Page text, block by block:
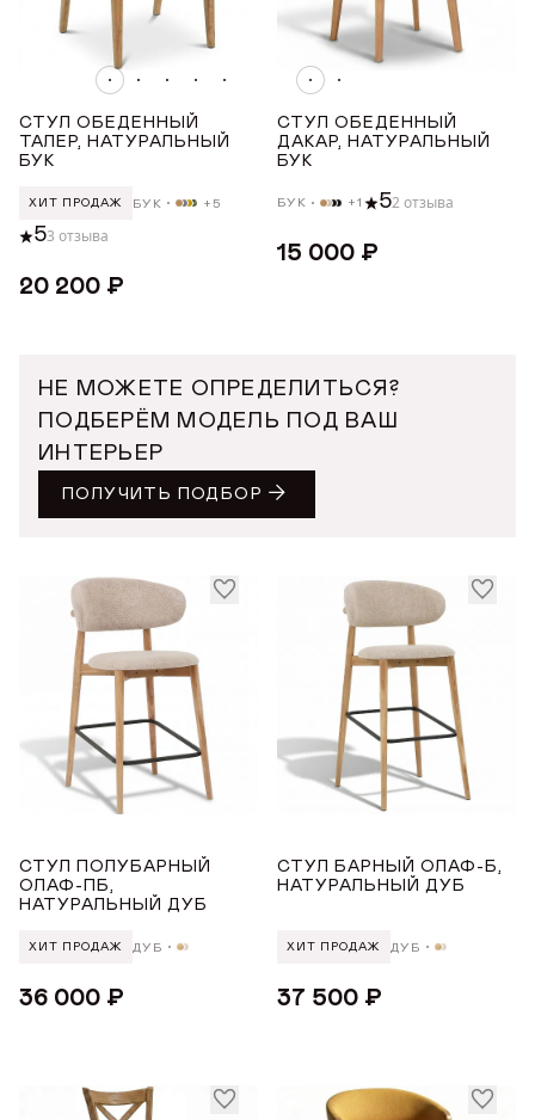
Показать все
ДЛИНА ТОВАРА (СМ)
от до
ШИРИНА ТОВАРА (СМ)
от
до
СТУЛ ОБЕДЕННЫЙ
ТАЛЕР, НАТУРАЛЬНЫЙ
БУК
ХИТ ПРОДАЖ БУК +5
53 отзыва
20 200 ₽
СТУЛ ОБЕДЕННЫЙ
ДАКАР, НАТУРАЛЬНЫЙ
БУК
БУК +1 52 отзыва
15 000 ₽
НЕ МОЖЕТЕ ОПРЕДЕЛИТЬСЯ?
ПОДБЕРЁМ МОДЕЛЬ ПОД ВАШ
ИНТЕРЬЕР
ПОЛУЧИТЬ ПОДБОР
СТУЛ ПОЛУБАРНЫЙ
ОЛАФ-ПБ,
НАТУРАЛЬНЫЙ ДУБ
ХИТ ПРОДАЖ ДУБ
36 000 ₽
СТУЛ БАРНЫЙ ОЛАФ-Б,
НАТУРАЛЬНЫЙ ДУБ
ХИТ ПРОДАЖ ДУБ
37 500 ₽
АВТОРИЗАЦИЯ/
РЕГИСТРАЦИЯ
Авторизуйтесь или зарегистрируйтесь
ДОБРО ПОЖАЛОВАТЬ
Имя* КУПИТЬ В ОДИН КЛИК
МЯГКИЕ СТУЛЬЯ ДЛЯ КУХНИ